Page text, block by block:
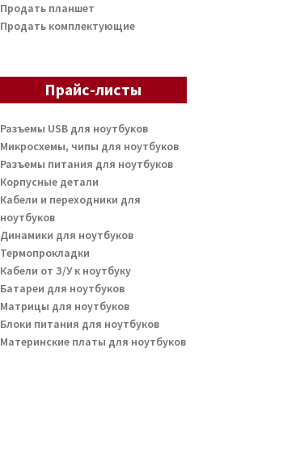
Продать планшет
Продать комплектующие
Прайс-листы
Разъемы USB для ноутбуков
Микросхемы, чипы для ноутбуков
Разъемы питания для ноутбуков
Корпусные детали
Кабели и переходники для
ноутбуков
Динамики для ноутбуков
Термопрокладки
Кабели от З/У к ноутбуку
Батареи для ноутбуков
Матрицы для ноутбуков
Блоки питания для ноутбуков
Материнские платы для ноутбуков